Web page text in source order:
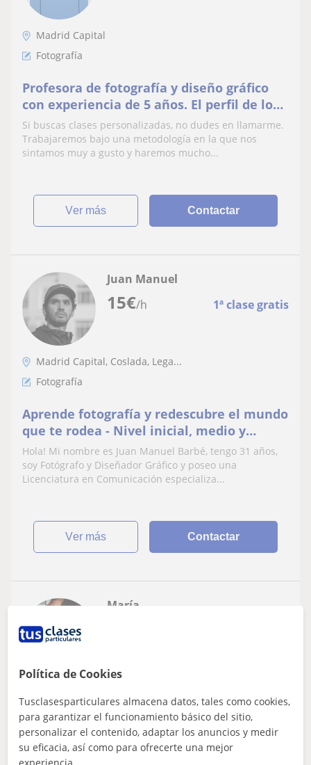
Madrid Capital
Fotografía
Profesora de fotografía y diseño gráfico
con experiencia de 5 años. El perfil de los
alumnos estaría orientando para
personas desde los 13 años en adelante
Si buscas clases personalizadas, no dudes en llamarme.
Trabajaremos bajo una metodología en la que nos
sintamos muy a gusto y haremos mucho...
ver más Contactar
15€/h 1ª clase gratis
Juan Manuel
Madrid Capital, Coslada, Lega...
Fotografía
Aprende fotografía y redescubre el mundo
que te rodea - Nivel inicial, medio y
avanzado
Hola! Mi nombre es Juan Manuel Barbé, tengo 31 años,
soy Fotógrafo y Diseñador Gráfico y poseo una
Licenciatura en Comunicación especializa...
ver más Contactar
María
Fotografía
Clases particulares de fotografía para
iniciarse o adquirir más conocimientos
Política de Cookies
Tusclasesparticulares almacena datos, tales como cookies,
para garantizar el funcionamiento básico del sitio,
personalizar el contenido, adaptar los anuncios y medir
su eficacia, así como para ofrecerte una mejor
experiencia.